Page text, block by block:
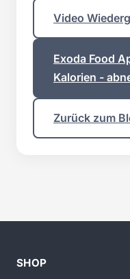
Video
Exoda Food
Kalorien -
Zurück zum
SHOP